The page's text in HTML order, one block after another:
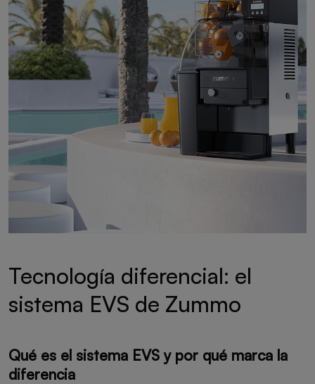
Tecnología diferencial: el
sistema EVS de Zummo
Qué es el sistema EVS y por qué marca la
diferencia